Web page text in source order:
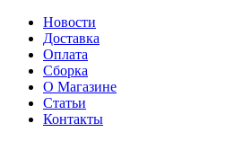
Новости
Доставка
Оплата
Сборка
О Магазине
Статьи
Контакты